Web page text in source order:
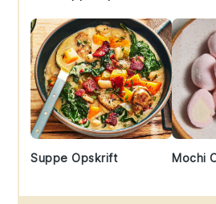
Suppe Opskrift Mochi